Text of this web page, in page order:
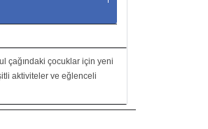
çağındaki çocuklar için yeni
aktiviteler ve eğlenceli